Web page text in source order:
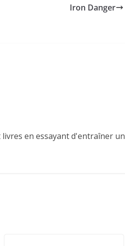
Iron Danger
en essayant d'entraîner un